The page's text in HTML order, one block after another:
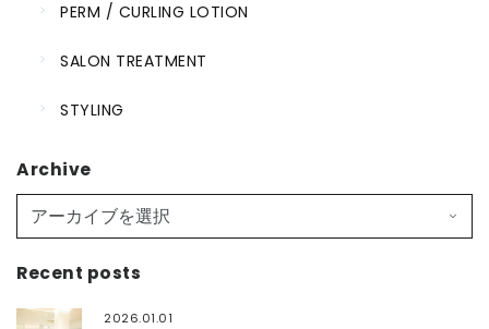
PERM / CURLING LOTION
SALON TREATMENT
STYLING
Archive
Recent posts
2026.01.01